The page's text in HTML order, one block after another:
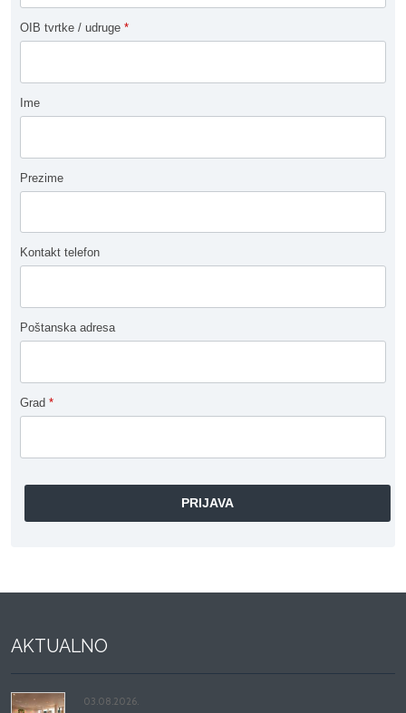
OIB tvrtke / udruge *
Ime
Prezime
Kontakt telefon
Poštanska adresa
Grad *
AKTUALNO
03.08.2026.